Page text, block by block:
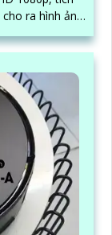
ra hình ảnh